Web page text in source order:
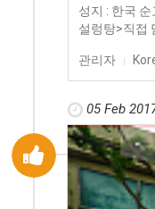
성지 : 한국
설렁탕>직접
관리자
05 Feb